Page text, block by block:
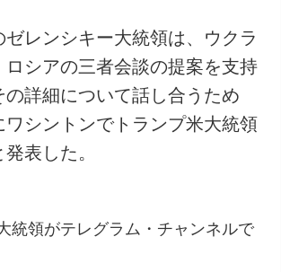
ゼレンシキー大統領は、ウクラ
ロシアの三者会談の提案を支持
の詳細について話し合うため
ワシントンでトランプ米大統領
表した。
統領がテレグラム・チャンネルで